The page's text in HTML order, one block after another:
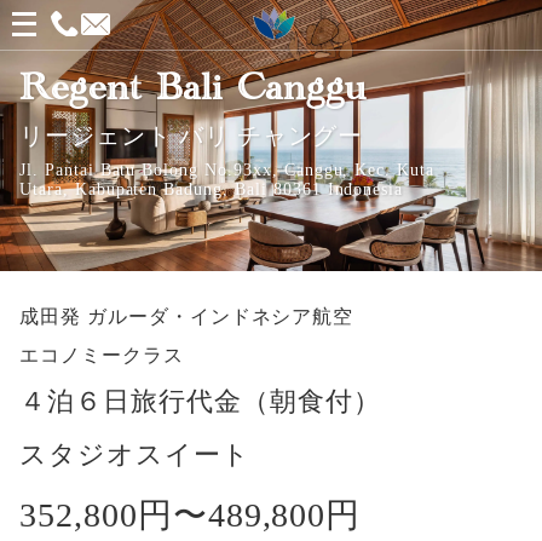
メ
ニ
ュ
ー
を
開
く
Regent Bali Canggu
リージェント バリ チャングー
Jl. Pantai Batu Bolong No.93xx, Canggu, Kec. Kuta
Utara, Kabupaten Badung, Bali 80361 Indonesia
成田発 ガルーダ・インドネシア航空
エコノミークラス
４泊６日旅行代金（朝食付）
スタジオスイート
352,800円〜489,800円